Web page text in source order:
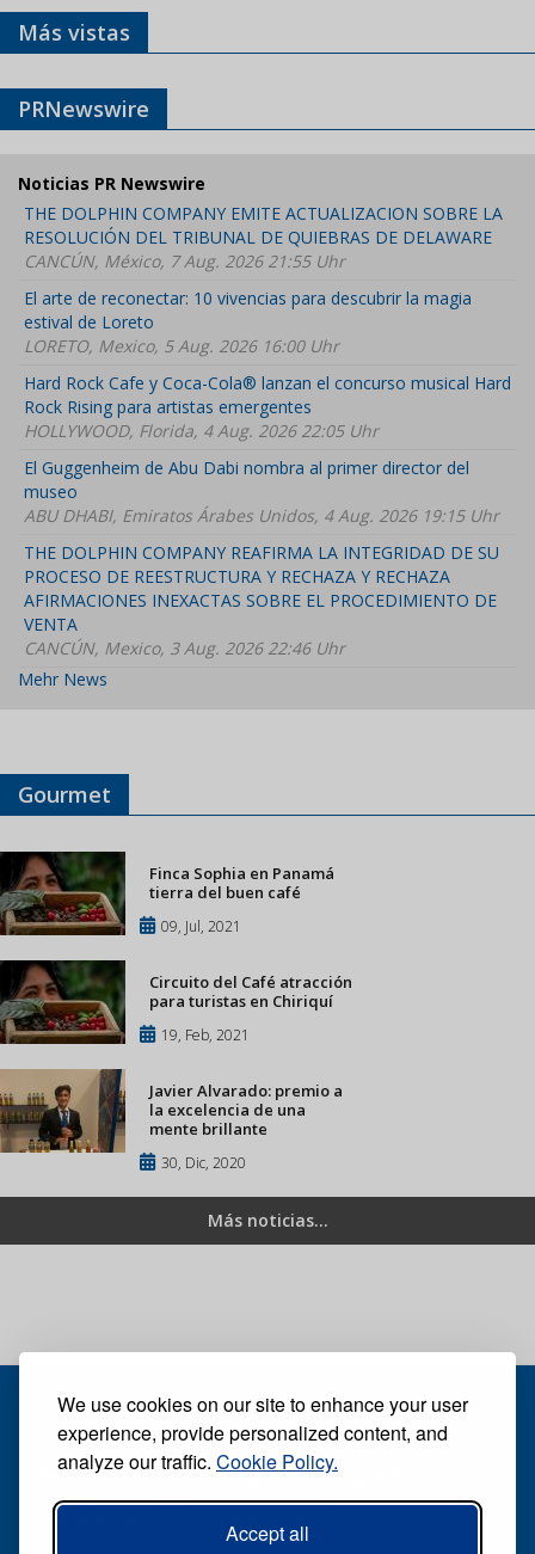
We use cookies on our site to enhance your user
experience, provide personalized content, and
analyze our traffic. Cookie Policy.
Accept all
Más vistas
PRNewswire
Noticias PR Newswire
THE DOLPHIN COMPANY EMITE ACTUALIZACION SOBRE LA
RESOLUCIÓN DEL TRIBUNAL DE QUIEBRAS DE DELAWARE
CANCÚN, México, 7 Aug. 2026 21:55 Uhr
El arte de reconectar: 10 vivencias para descubrir la magia
estival de Loreto
LORETO, Mexico, 5 Aug. 2026 16:00 Uhr
Hard Rock Cafe y Coca-Cola® lanzan el concurso musical Hard
Rock Rising para artistas emergentes
HOLLYWOOD, Florida, 4 Aug. 2026 22:05 Uhr
El Guggenheim de Abu Dabi nombra al primer director del
museo
ABU DHABI, Emiratos Árabes Unidos, 4 Aug. 2026 19:15 Uhr
THE DOLPHIN COMPANY REAFIRMA LA INTEGRIDAD DE SU
PROCESO DE REESTRUCTURA Y RECHAZA Y RECHAZA
AFIRMACIONES INEXACTAS SOBRE EL PROCEDIMIENTO DE
VENTA
CANCÚN, Mexico, 3 Aug. 2026 22:46 Uhr
Mehr News
Gourmet
Finca Sophia en Panamá
tierra del buen café
09, Jul, 2021
Circuito del Café atracción
para turistas en Chiriquí
19, Feb, 2021
Javier Alvarado: premio a
la excelencia de una
mente brillante
30, Dic, 2020
Más noticias...
Recibe nuestro periódico digital semanal gratuito
Suscribirse